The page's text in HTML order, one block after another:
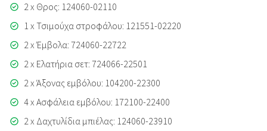
2 x Θρος: 124060-02110
1 x Τσιμούχα στροφάλου: 121551-02220
2 x Έμβολα: 724060-22722
2 x Ελατήρια σετ: 724066-22501
2 x Άξονας εμβόλου: 104200-22300
4 x Ασφάλεια εμβόλου: 172100-22400
2 x Δαχτυλίδια μπιέλας: 124060-23910